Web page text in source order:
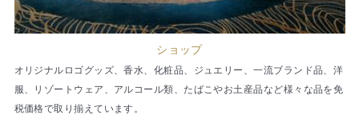
ショップ
オリジナルロゴグッズ、香水、化粧品、ジュエリー、一流ブランド品、洋
服、リゾートウェア、アルコール類、たばこやお土産品など様々な品を免
税価格で取り揃えています。